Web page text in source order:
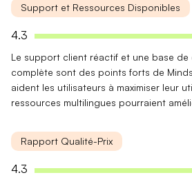
Support et Ressources Disponibles
4.3
Le support client réactif et une base de
complète sont des points forts de
aident les utilisateurs à maximiser leur
ressources multilingues pourraient
Rapport Qualité-Prix
4.3